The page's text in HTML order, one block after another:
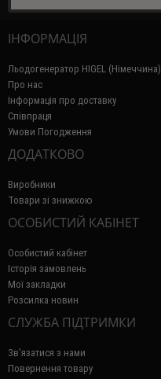
ІНФОРМАЦІЯ
Льодогенератор HIGEL (Німеччина)
Про нас
Інформація про доставку
Співпраця
Умови Погодження
ДОДАТКОВО
Виробники
Товари зі знижкою
ОСОБИСТИЙ КАБІНЕТ
Особистий кабінет
Історія замовлень
Мої закладки
Розсилка новин
СЛУЖБА ПІДТРИМКИ
Зв’язатися з нами
Повернення товару